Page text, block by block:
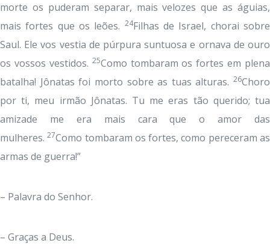
morte os puderam separar, mais velozes que as águias,
mais fortes que os leões. 24Filhas de Israel, chorai sobre
Saul. Ele vos vestia de púrpura suntuosa e ornava de ouro
os vossos vestidos. 25Como tombaram os fortes em plena
batalha! Jônatas foi morto sobre as tuas alturas. 26Choro
por ti, meu irmão Jônatas. Tu me eras tão querido; tua
amizade me era mais cara que o amor das
mulheres.27Como tombaram os fortes, como pereceram as
armas de guerra!”
– Palavra do Senhor.
– Graças a Deus.